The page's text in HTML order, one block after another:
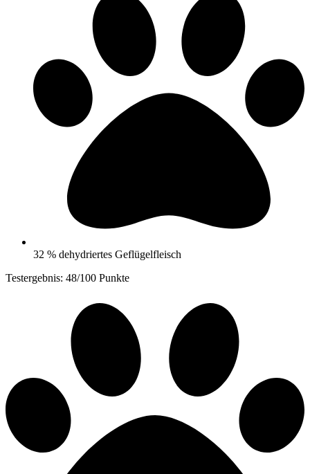
32 % dehydriertes Geflügelfleisch
Testergebnis: 48/100 Punkte